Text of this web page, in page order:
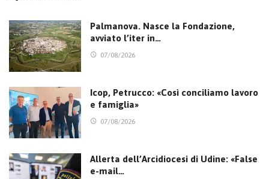
Palmanova. Nasce la Fondazione,
avviato l’iter in…
07/08/2026
Icop, Petrucco: «Così conciliamo lavoro
e famiglia»
07/08/2026
Allerta dell’Arcidiocesi di Udine: «False
e-mail…